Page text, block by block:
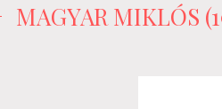
MAGYAR MIKLÓS